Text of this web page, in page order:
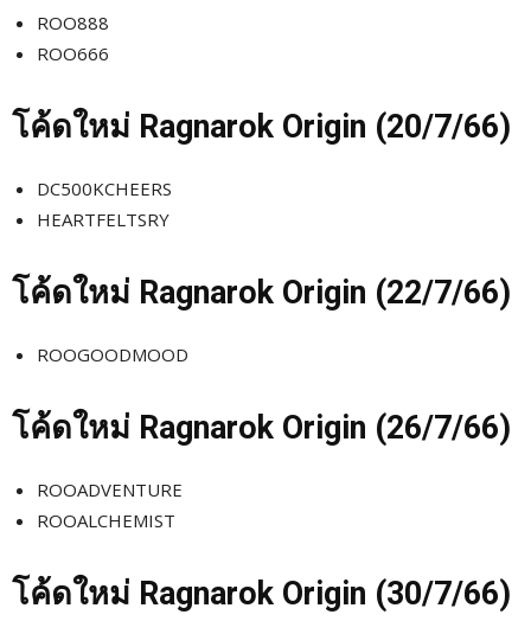
ROO888
ROO666
โค้ดใหม่ Ragnarok Origin (20/7/66)
DC500KCHEERS
HEARTFELTSRY
โค้ดใหม่ Ragnarok Origin (22/7/66)
ROOGOODMOOD
โค้ดใหม่ Ragnarok Origin (26/7/66)
ROOADVENTURE
ROOALCHEMIST
โค้ดใหม่ Ragnarok Origin (30/7/66)